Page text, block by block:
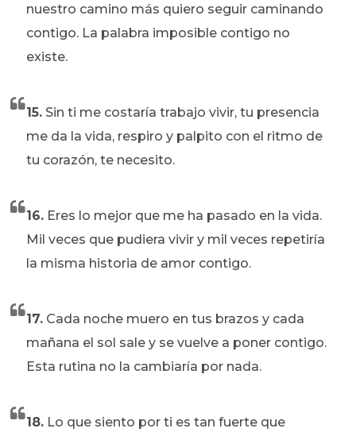
nuestro camino más quiero seguir caminando
contigo. La palabra imposible contigo no
existe.
15. Sin ti me costaría trabajo vivir, tu presencia
me da la vida, respiro y palpito con el ritmo de
tu corazón, te necesito.
16. Eres lo mejor que me ha pasado en la vida.
Mil veces que pudiera vivir y mil veces repetiría
la misma historia de amor contigo.
17. Cada noche muero en tus brazos y cada
mañana el sol sale y se vuelve a poner contigo.
Esta rutina no la cambiaría por nada.
18. Lo que siento por ti es tan fuerte que